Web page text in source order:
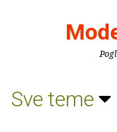
Sve teme